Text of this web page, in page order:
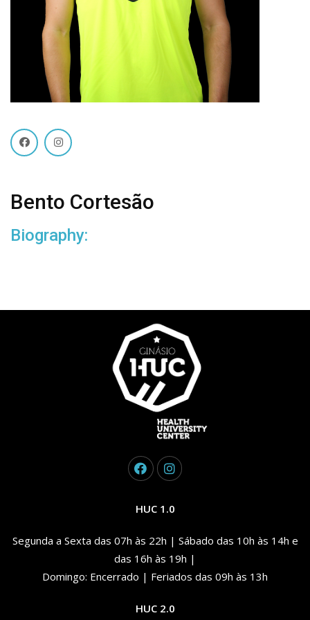
Bento Cortesão
Biography:
HUC 1.0
Segunda a Sexta das 07h às 22h | Sábado das 10h às 14h e
das 16h às 19h |
Domingo: Encerrado | Feriados das 09h às 13h
HUC 2.0